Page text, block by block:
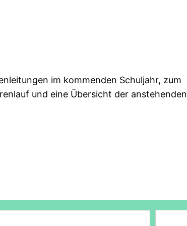
im kommenden Schuljahr, zum
und eine Übersicht der anstehenden